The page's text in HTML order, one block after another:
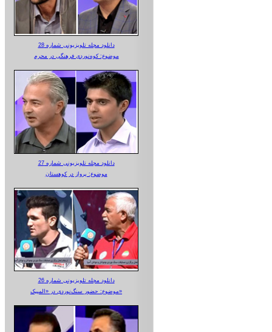
دانلود مجله تلویزیونی شماره 28
موضوع: کوه‌نوردی فرهنگی در محرم
دانلود مجله تلویزیونی شماره 27
موضوع: پرواز در کوهستان
دانلود مجله تلویزیونی شماره 26
موضوع: حضور سنگ‌نوردی در «المپیک»